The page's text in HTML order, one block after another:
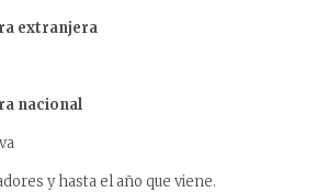
extranjera
nacional
y hasta el año que viene.